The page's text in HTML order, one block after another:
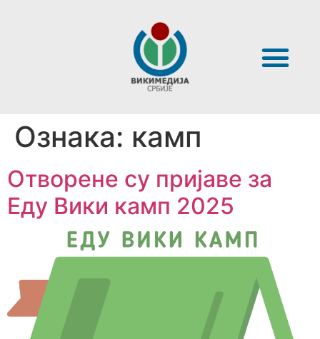
Ознака: камп
Отворене су пријаве за
Еду Вики камп 2025